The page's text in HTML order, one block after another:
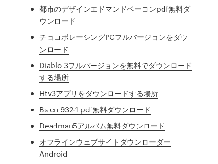
都市のデザインエドマンドベーコンpdf無料ダ
ウンロード
チョコボレーシングPCフルバージョンをダウ
ンロード
Diablo 3フルバージョンを無料でダウンロード
する場所
Htv3アプリをダウンロードする場所
Bs en 932-1 pdf無料ダウンロード
Deadmau5アルバム無料ダウンロード
オフラインウェブサイトダウンローダー
Android